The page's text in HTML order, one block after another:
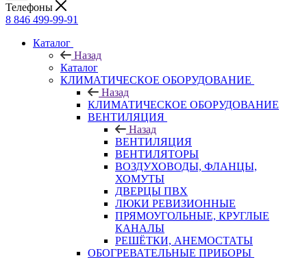
Телефоны
8 846 499-99-91
Каталог
Назад
Каталог
КЛИМАТИЧЕСКОЕ ОБОРУДОВАНИЕ
Назад
КЛИМАТИЧЕСКОЕ ОБОРУДОВАНИЕ
ВЕНТИЛЯЦИЯ
Назад
ВЕНТИЛЯЦИЯ
ВЕНТИЛЯТОРЫ
ВОЗДУХОВОДЫ, ФЛАНЦЫ,
ХОМУТЫ
ДВЕРЦЫ ПВХ
ЛЮКИ РЕВИЗИОННЫЕ
ПРЯМОУГОЛЬНЫЕ, КРУГЛЫЕ
КАНАЛЫ
РЕШЁТКИ, АНЕМОСТАТЫ
ОБОГРЕВАТЕЛЬНЫЕ ПРИБОРЫ